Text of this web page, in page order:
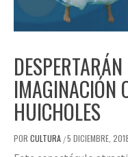
IMAGINACIÓN
HUICHOLES
POR CULTURA /5 DICIEMBRE, 2018